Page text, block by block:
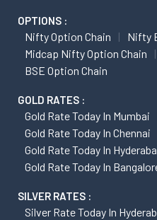
OPTIONS :
Nifty Option Chain
Nifty
Midcap Nifty Option Chain
BSE Option Chain
GOLD RATES :
Gold Rate Today In Mumbai
Gold Rate Today In Chennai
Gold Rate Today In
Gold Rate Today In
SILVER RATES :
Silver Rate Today In